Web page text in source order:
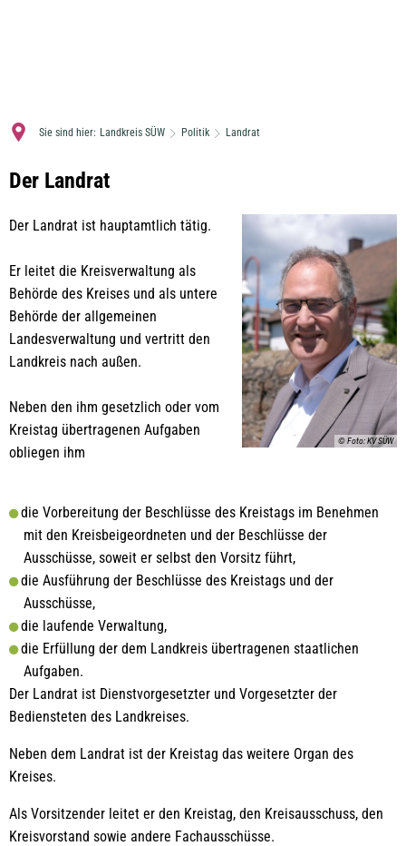
Sie sind hier: Landkreis SÜW Politik Landrat
Landrat
Der Landrat
© Foto: KV SÜW
Der Landrat ist hauptamtlich tätig.
Er leitet die Kreisverwaltung als
Behörde des Kreises und als untere
Behörde der allgemeinen
Landesverwaltung und vertritt den
Landkreis nach außen.
Neben den ihm gesetzlich oder vom
Kreistag übertragenen Aufgaben
obliegen ihm
die Vorbereitung der Beschlüsse des Kreistags im Benehmen
mit den Kreisbeigeordneten und der Beschlüsse der
Ausschüsse, soweit er selbst den Vorsitz führt,
die Ausführung der Beschlüsse des Kreistags und der
Ausschüsse,
die laufende Verwaltung,
die Erfüllung der dem Landkreis übertragenen staatlichen
Aufgaben.
Der Landrat ist Dienstvorgesetzter und Vorgesetzter der
Bediensteten des Landkreises.
Neben dem Landrat ist der Kreistag das weitere Organ des
Kreises.
Als Vorsitzender leitet er den Kreistag, den Kreisausschuss, den
Kreisvorstand sowie andere Fachausschüsse.